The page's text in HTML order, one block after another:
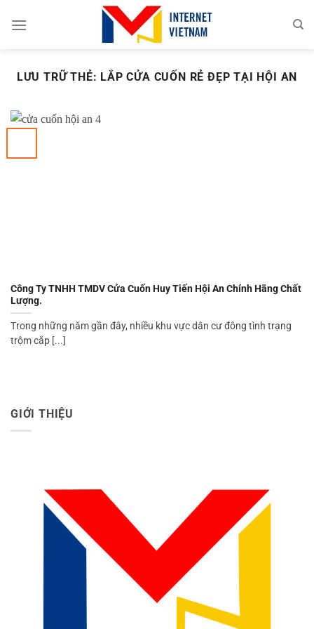
đến
LƯU TRỮ THẺ: LẮP CỬA CUỐN RẺ ĐẸP TẠI HỘI AN
Công Ty TNHH TMDV Cửa Cuốn Huy Tiến Hội An Chính Hãng Chất
Lượng.
Trong những năm gần đây, nhiều khu vực dân cư đông tình trạng
trộm cắp [...]
GIỚI THIỆU